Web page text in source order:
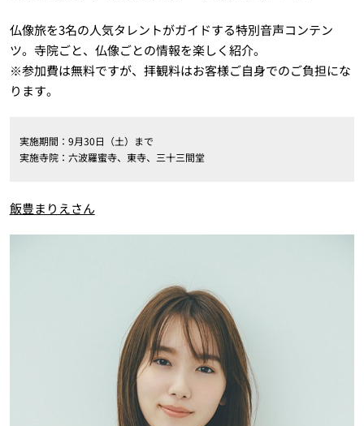
仏像旅を3名の人気タレントがガイドする特別音声コンテン
ツ。寺院ごと、仏像ごとの情報を楽しく紹介。
※参加費は無料ですが、拝観料はお客様ご自身でのご負担にな
ります。
実施期間：9月30日（土）まで
実施寺院：六波羅蜜寺、東寺、三十三間堂
飯豊まりえさん